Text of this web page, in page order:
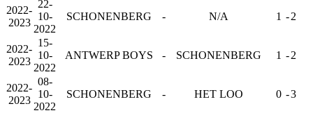
2022-
2023
22-
10-
2022
SCHONENBERG - N/A 1 -2
2022-
2023
15-
10-
2022
ANTWERP BOYS - SCHONENBERG 1 -2
2022-
2023
08-
10-
2022
SCHONENBERG - HET LOO 0 -3